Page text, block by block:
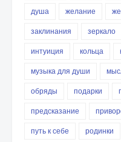
душа
желание
заклинания
зеркало
интуиция
кольца
музыка для души
обряды
подарки
предсказание
путь к себе
родинки